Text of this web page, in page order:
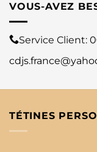
VOUS-AVEZ
Service Client:
TÉTINES